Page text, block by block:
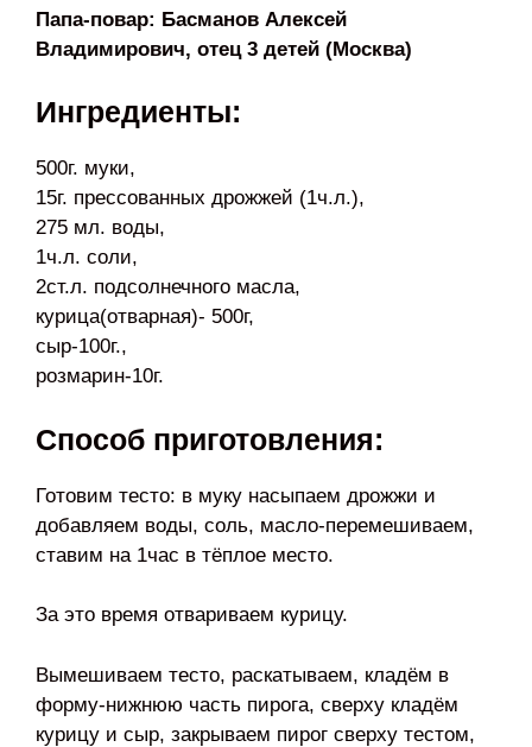
Папа-повар: Басманов Алексей
Владимирович, отец 3 детей (Москва)
Ингредиенты:
500г. муки,
15г. прессованных дрожжей (1ч.л.),
275 мл. воды,
1ч.л. соли,
2ст.л. подсолнечного масла,
курица(отварная)- 500г,
сыр-100г.,
розмарин-10г.
Способ приготовления:
Готовим тесто: в муку насыпаем дрожжи и
добавляем воды, соль, масло-перемешиваем,
ставим на 1час в тёплое место.
За это время отвариваем курицу.
Вымешиваем тесто, раскатываем, кладём в
форму-нижнюю часть пирога, сверху кладём
курицу и сыр, закрываем пирог сверху тестом,